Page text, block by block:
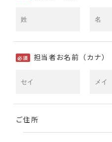
必須 担当者お名前（カナ）
ご住所